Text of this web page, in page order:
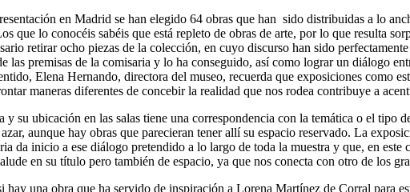
en Madrid se han elegido 64 obras que han sido distribuidas a lo
que lo conocéis sabéis que está repleto de obras de arte, por lo que resulta
retirar ocho piezas de la colección, en cuyo discurso han sido
las premisas de la comisaria y lo ha conseguido, así como lograr un diálogo
Elena Hernando, directora del museo, recuerda que exposiciones como
maneras diferentes de concebir la realidad que nos rodea contribuye a
y su ubicación en las salas tiene una correspondencia con la temática o el tipo
aunque hay obras que parecieran tener allí su espacio reservado. La
da inicio a ese diálogo pretendido a lo largo de toda la muestra y que, en
en su título pero también de espacio, ya que nos conecta con otro de los
hay una obra que ha servido de inspiración a Lorena Martínez de Corral para